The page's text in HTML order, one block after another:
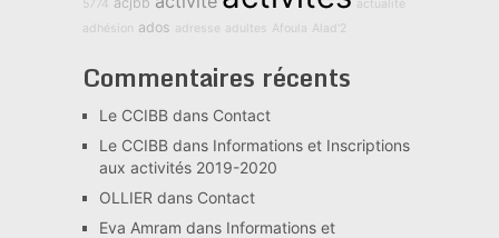
5774
actualité
adhésion ados adresse adultes Afoula Alad'2
Commentaires récents
Le CCIBBdans Contact
Le CCIBBdans Informations et Inscriptions
aux activités 2019-2020
OLLIER dans Contact
Eva Amram dans Informations et